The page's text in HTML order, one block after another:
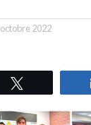
2022